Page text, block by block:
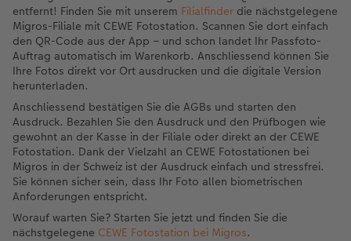
entfernt! Finden Sie mit unserem Filialfinder die nächstgelegene
Migros-Filiale mit CEWE Fotostation. Scannen Sie dort einfach
den QR-Code aus der App – und schon landet Ihr Passfoto-
Auftrag automatisch im Warenkorb. Anschliessend können Sie
Ihre Fotos direkt vor Ort ausdrucken und die digitale Version
herunterladen.
Anschliessend bestätigen Sie die AGBs und starten den
Ausdruck. Bezahlen Sie den Ausdruck und den Prüfbogen wie
gewohnt an der Kasse in der Filiale oder direkt an der CEWE
Fotostation. Dank der Vielzahl an CEWE Fotostationen bei
Migros in der Schweiz ist der Ausdruck einfach und stressfrei.
Sie können sicher sein, dass Ihr Foto allen biometrischen
Anforderungen entspricht.
Worauf warten Sie? Starten Sie jetzt und finden Sie die
nächstgelegene CEWE Fotostation bei Migros.